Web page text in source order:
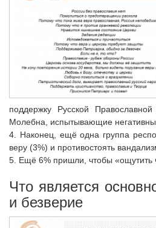
поддержку Русской
Молебна, испытывающие
4. Наконец, ещё одна группа
веру (3%) и противостоять
5. Ещё 6% пришли, чтобы «ощутить
Что является
и безверие